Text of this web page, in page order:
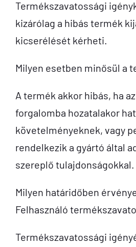
Termékszavatossági
kizárólag a hibás termék
kicserélését kérheti.
Milyen esetben minősül a
A termék akkor hibás, ha
forgalomba hozatalakor
követelményeknek, vagy
rendelkezik a gyártó által
szereplő tulajdonságokkal.
Milyen határidőben
Felhasználó
Termékszavatossági